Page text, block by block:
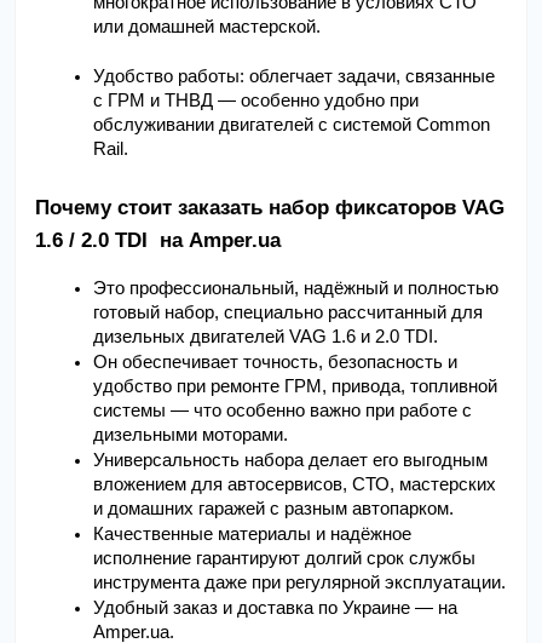
или домашней мастерской.
Удобство работы: облегчает задачи, связанные
с ГРМ и ТНВД — особенно удобно при
обслуживании двигателей с системой Common
Rail.
Почему стоит заказать набор фиксаторов VAG
1.6 / 2.0 TDI  на Amper.ua
Это профессиональный, надёжный и полностью
готовый набор, специально рассчитанный для
дизельных двигателей VAG 1.6 и 2.0 TDI.
Он обеспечивает точность, безопасность и
удобство при ремонте ГРМ, привода, топливной
системы — что особенно важно при работе с
дизельными моторами.
Универсальность набора делает его выгодным
вложением для автосервисов, СТО, мастерских
и домашних гаражей с разным автопарком.
Качественные материалы и надёжное
исполнение гарантируют долгий срок службы
инструмента даже при регулярной эксплуатации.
Удобный заказ и доставка по Украине — на
Amper.ua.